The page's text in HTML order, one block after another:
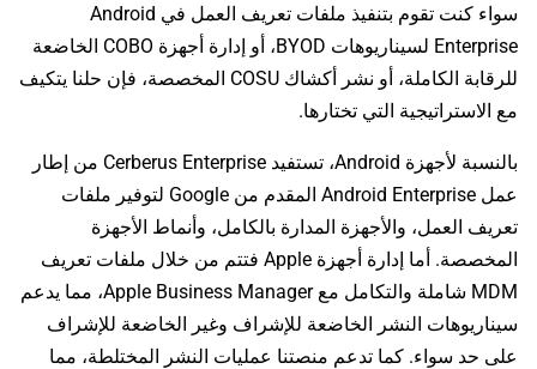
سواء كنت تقوم بتنفيذ ملفات تعريف العمل في Android
Enterprise لسيناريوهات BYOD، أو إدارة أجهزة COBO الخاضعة
للرقابة الكاملة، أو نشر أكشاك COSU المخصصة، فإن حلنا يتكيف
مع الاستراتيجية التي تختارها.
بالنسبة لأجهزة Android، تستفيد Cerberus Enterprise من إطار
عمل Android Enterprise المقدم من Google لتوفير ملفات
تعريف العمل، والأجهزة المدارة بالكامل، وأنماط الأجهزة
المخصصة. أما إدارة أجهزة Apple فتتم من خلال ملفات تعريف
MDM شاملة والتكامل مع Apple Business Manager، مما يدعم
سيناريوهات النشر الخاضعة للإشراف وغير الخاضعة للإشراف
على حد سواء. كما تدعم منصتنا عمليات النشر المختلطة، مما